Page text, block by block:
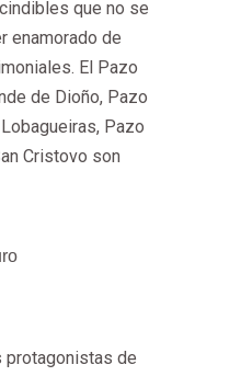
que no se
enamorado de
El Pazo
de Dioño, Pazo
Pazo
Cristovo son
protagonistas de